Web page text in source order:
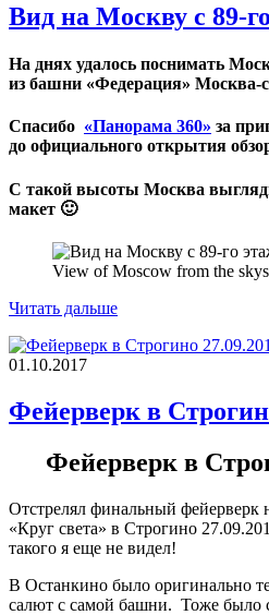
Вид на Москву с 89-
На днях удалось поснимать
из башни «Федерация» Москва-
Спасибо «Панорама 360» за
до официального открытия
С такой высоты Москва
макет 🙂
View of Moscow from the
Читать дальше
01.10.2017
Фейерверк в
Фейерверк в
Отстрелял финальный фейерверк
«Круг света» в Строгино
такого я еще не видел!
В Останкино было оригинально
салют с самой башни. Тоже было